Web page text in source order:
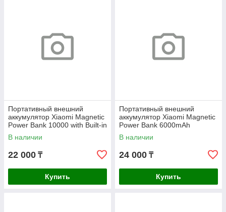
Портативный внешний
аккумулятор Xiaomi Magnetic
Power Bank 10000 with Built-in
Stand Black
В наличии
22 000 ₸
Купить
Портативный внешний
аккумулятор Xiaomi Magnetic
Power Bank 6000mAh
В наличии
24 000 ₸
Купить